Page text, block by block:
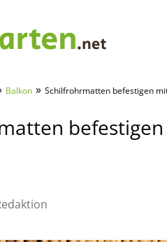
Balkon » Schilfrohrmatten befestigen